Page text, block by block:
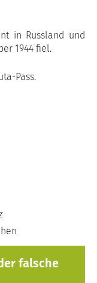
in Russland und
1944 fiel.
Pass.
falsche